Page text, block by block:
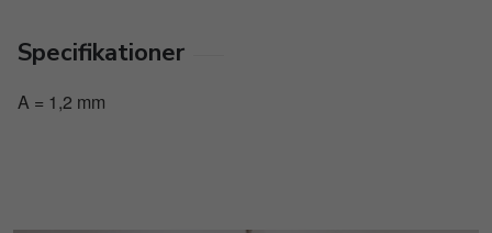
Specifikationer
A = 1,2 mm